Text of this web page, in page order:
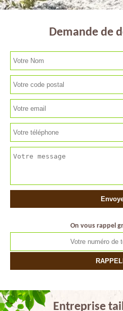
Demande de
On vous rappel
Entreprise